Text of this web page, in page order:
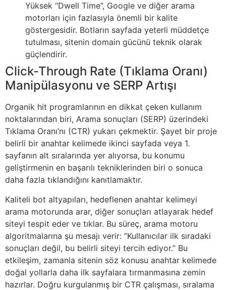
Yüksek “Dwell Time”, Google ve diğer arama
motorları için fazlasıyla önemli bir kalite
göstergesidir. Botların sayfada yeterli müddetçe
tutulması, sitenin domain gücünü teknik olarak
güçlendirir.
Click-Through Rate (Tıklama Oranı)
Manipülasyonu ve SERP Artışı
Organik hit programlarının en dikkat çeken kullanım
noktalarından biri, Arama sonuçları (SERP) üzerindeki
Tıklama Oranı’nı (CTR) yukarı çekmektir. Şayet bir proje
belirli bir anahtar kelimede ikinci sayfada veya 1.
sayfanın alt sıralarında yer alıyorsa, bu konumu
geliştirmenin en başarılı tekniklerinden biri o sonuca
daha fazla tıklandığını kanıtlamaktır.
Kaliteli bot altyapıları, hedeflenen anahtar kelimeyi
arama motorunda arar, diğer sonuçları atlayarak hedef
siteyi tespit eder ve tıklar. Bu süreç, arama motoru
algoritmalarına şu mesajı verir: “Kullanıcılar ilk sıradaki
sonuçları değil, bu belirli siteyi tercih ediyor.” Bu
etkileşim, zamanla sitenin söz konusu anahtar kelimede
doğal yollarla daha ilk sayfalara tırmanmasına zemin
hazırlar. Doğru kurgulanmış bir CTR çalışması, sıralama